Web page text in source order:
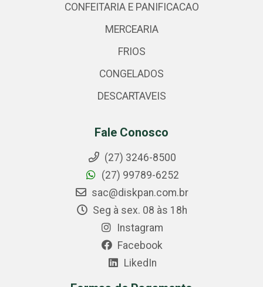
CONFEITARIA E PANIFICACAO
MERCEARIA
FRIOS
CONGELADOS
DESCARTAVEIS
Fale Conosco
(27) 3246-8500
(27) 99789-6252
sac@diskpan.com.br
Seg à sex. 08 às 18h
Instagram
Facebook
LikedIn